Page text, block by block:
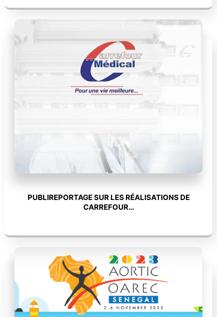
PUBLIREPORTAGE SUR LES RÉALISATIONS DE
CARREFOUR…